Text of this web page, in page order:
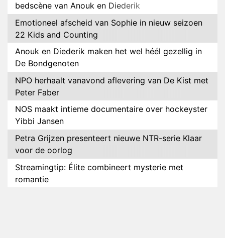
bedscène van Anouk en Diederik
Emotioneel afscheid van Sophie in nieuw seizoen
22 Kids and Counting
Anouk en Diederik maken het wel héél gezellig in
De Bondgenoten
NPO herhaalt vanavond aflevering van De Kist met
Peter Faber
NOS maakt intieme documentaire over hockeyster
Yibbi Jansen
Petra Grijzen presenteert nieuwe NTR-serie Klaar
voor de oorlog
Streamingtip: Élite combineert mysterie met
romantie